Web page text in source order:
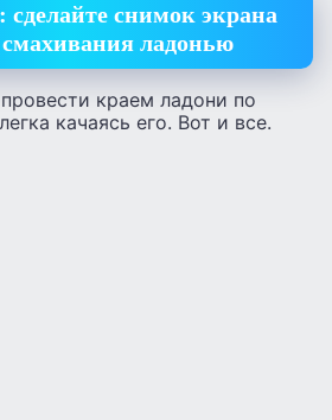
снимок экрана
ладонью
краем ладони по
качаясь его. Вот и все.